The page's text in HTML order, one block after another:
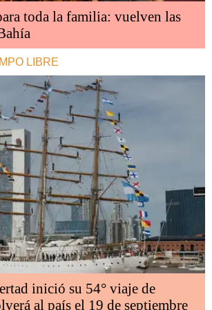
toda la familia: vuelven las
LIBRE
inició su 54° viaje de
al país el 19 de septiembre